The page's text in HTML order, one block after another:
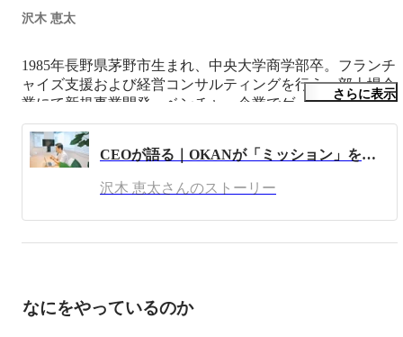
沢木 恵太
1985年長野県茅野市生まれ、中央大学商学部卒。フランチ
ャイズ支援および経営コンサルティングを行う一部上場企
業にて新規事業開発、ベンチャー企業でゲームプロデュー
サー兼事業責任者を経て、EdTech領域のスタートアップに
初期メンバーとして参画。その後、2012年12月に株式会社
おかん(当時CHISAN)を設立し現職。「働くヒトのライフ
スタイルを豊かにする」をミッションに、2014年3月に
は、ぷち社食サービス「オフィスおかん」をリリースし、
多数のメディアで紹介されるなど注目を集めている。
さらに表示
CEOが語る｜OKANが「ミッション」を重視する理由
沢木 恵太さんのストーリー
なにをやっているのか